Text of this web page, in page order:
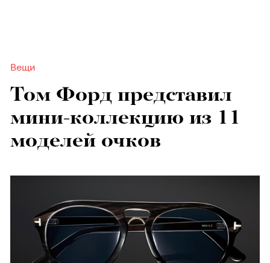
Вещи
Том Форд представил
мини-коллекцию из 11
моделей очков